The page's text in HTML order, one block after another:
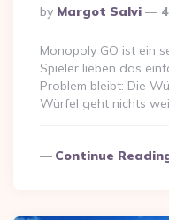
Posted
By
By Margot Salvi
Monopoly GO ist ein
Spieler lieben das
Problem bleibt: Die
Würfel geht nichts
Continue